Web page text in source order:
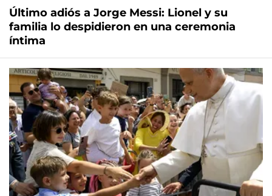
Último adiós a Jorge Messi: Lionel y su
familia lo despidieron en una ceremonia
íntima